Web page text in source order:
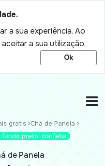
a sua experiência. Ao
a sua utilização.
Ok
gratis Chá de Panela
fundo preto, confetis
de Panela